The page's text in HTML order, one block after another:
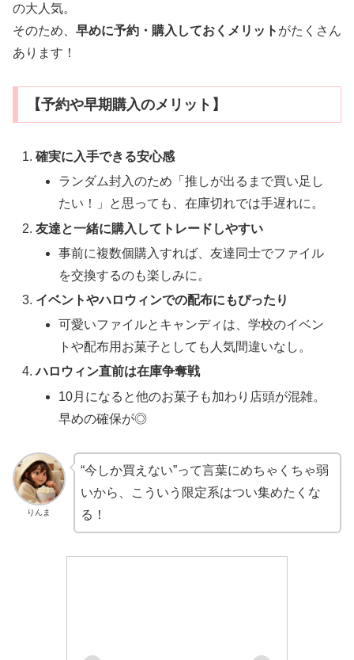
の大人気。
そのため、 早めに予約・購入しておくメリット がたくさん
あります！
【予約や早期購入のメリット】
確実に入手できる安心感
ランダム封入のため「推しが出るまで買い足し
たい！」と思っても、在庫切れでは手遅れに。
友達と一緒に購入してトレードしやすい
事前に複数個購入すれば、友達同士でファイル
を交換するのも楽しみに。
イベントやハロウィンでの配布にもぴったり
可愛いファイルとキャンディは、学校のイベン
トや配布用お菓子としても人気間違いなし。
ハロウィン直前は在庫争奪戦
10月になると他のお菓子も加わり店頭が混雑。
早めの確保が◎
りんま
“今しか買えない”って言葉にめちゃくちゃ弱
いから、こういう限定系はつい集めたくな
る！